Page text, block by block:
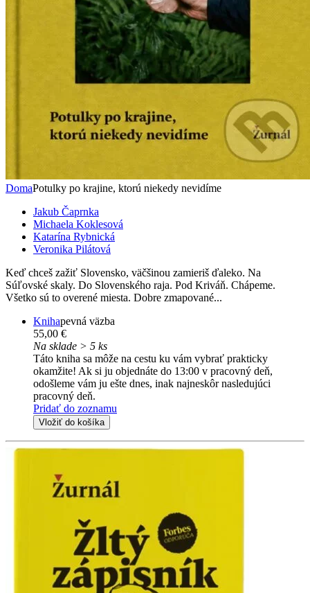
DomaPotulky po krajine, ktorú niekedy nevidíme
Jakub Čaprnka
Michaela Koklesová
Katarína Rybnická
Veronika Pilátová
Keď chceš zažiť Slovensko, väčšinou zamieriš ďaleko. Na
Súľovské skaly. Do Slovenského raja. Pod Kriváň. Chápeme.
Všetko sú to overené miesta. Dobre zmapované...
Knihapevná väzba
55,00 €
Na sklade > 5 ks
Táto kniha sa môže na cestu ku vám vybrať prakticky
okamžite! Ak si ju objednáte do 13:00 v pracovný deň,
odošleme vám ju ešte dnes, inak najneskôr nasledujúci
pracovný deň.
Pridať do zoznamu
Vložiť do košíka